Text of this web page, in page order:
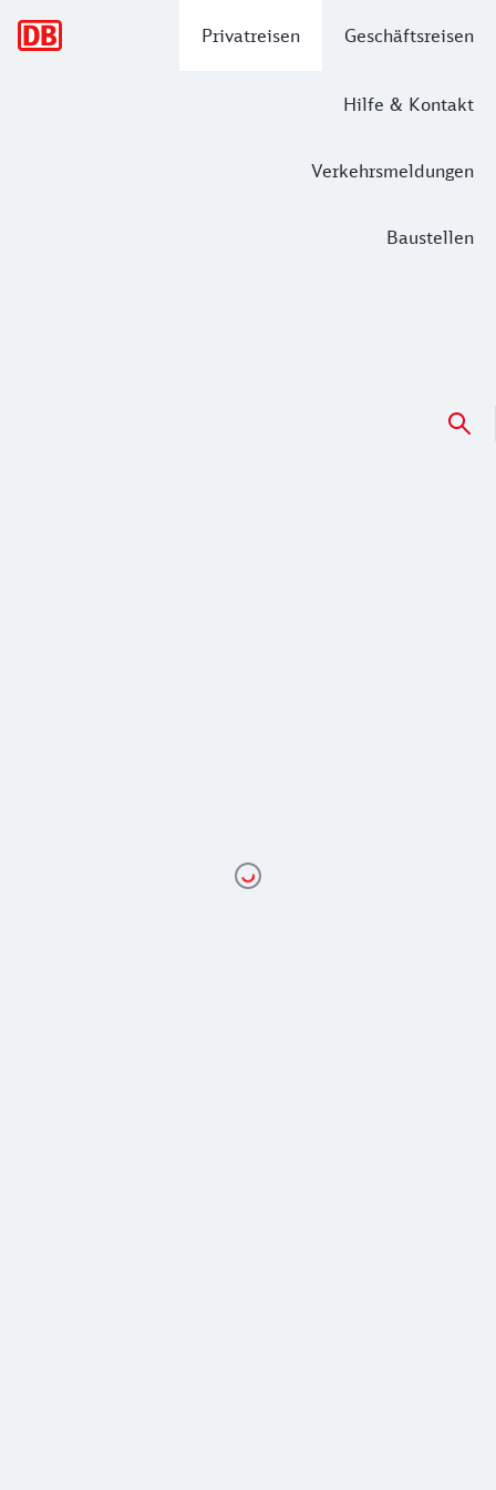
Privatreisen Geschäftsreisen
Hilfe & Kontakt
Verkehrsmeldungen
Baustellen